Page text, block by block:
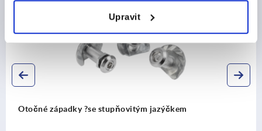
Upravit
K0531
Kompresní otočná západka, ze zinku,